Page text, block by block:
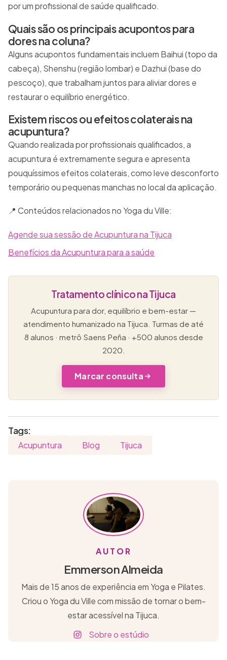
por um profissional de saúde qualificado.
Quais são os principais acupontos para
dores na coluna?
Alguns acupontos fundamentais incluem Baihui (topo da
cabeça), Shenshu (região lombar) e Dazhui (base do
pescoço), que trabalham juntos para aliviar dores e
restaurar o equilíbrio energético.
Existem riscos ou efeitos colaterais na
acupuntura?
Quando realizada por profissionais qualificados, a
acupuntura é extremamente segura e apresenta
pouquíssimos efeitos colaterais, como leve desconforto
temporário ou pequenas manchas no local da aplicação.
📍 Conteúdos relacionados no Yoga du Ville:
Agende sua sessão de Acupuntura na Tijuca
Benefícios da Acupuntura para a saúde
Tratamento clínico na Tijuca
Acupuntura para dor, equilíbrio e bem-estar —
atendimento humanizado na Tijuca. Turmas de até
8 alunos · metrô Saens Peña · +500 alunos desde
2020.
Marcar consulta
Tags:
Acupuntura Blog Tijuca
AUTOR
Emmerson Almeida
Mais de 15 anos de experiência em Yoga e Pilates.
Criou o Yoga du Ville com missão de tornar o bem-
estar acessível na Tijuca.
Sobre o estúdio